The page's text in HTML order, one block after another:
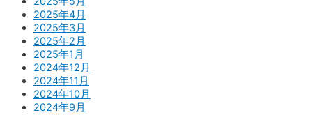
2025年4月
2025年3月
2025年2月
2025年1月
2024年12月
2024年11月
2024年10月
2024年9月